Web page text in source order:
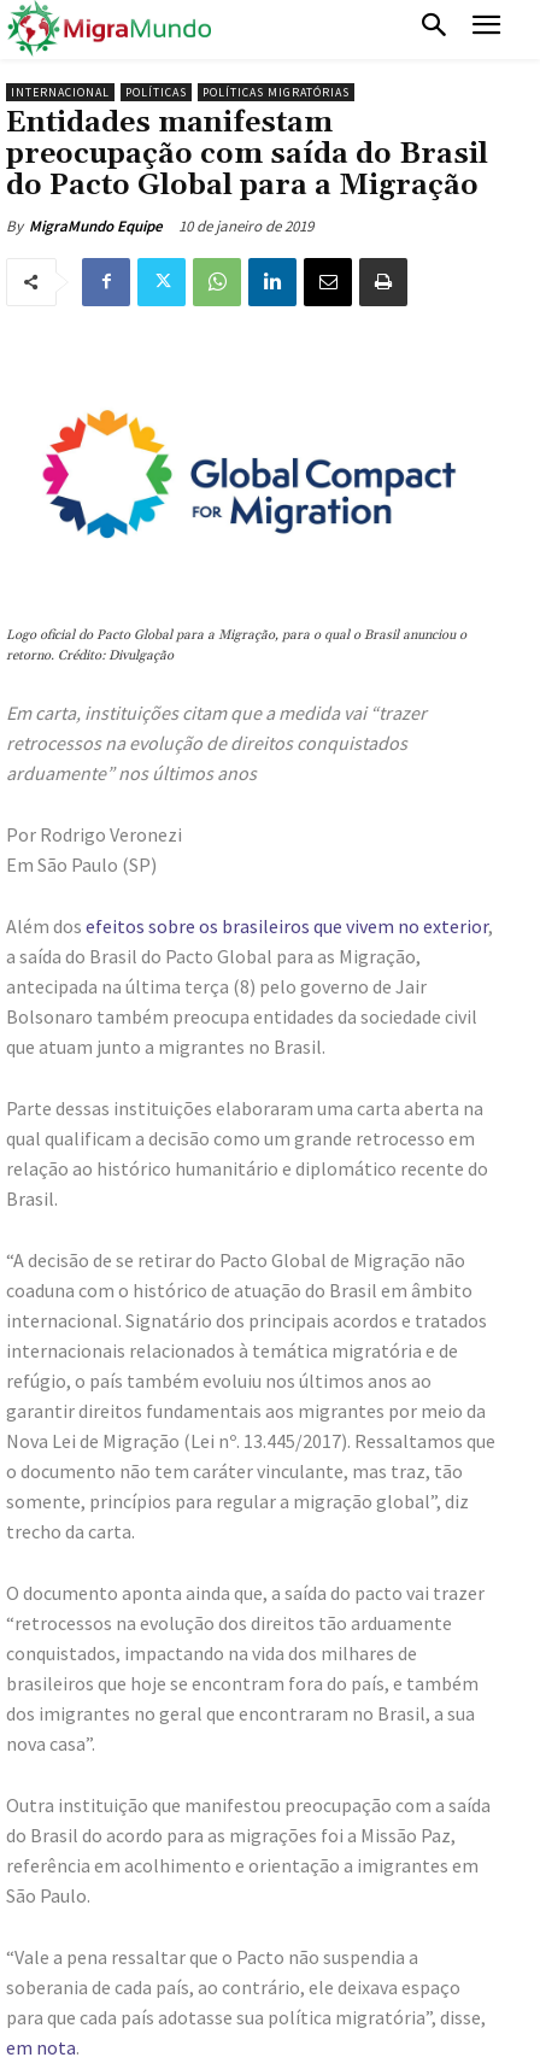
INTERNACIONAL POLÍTICAS POLÍTICAS MIGRATÓRIAS
Entidades manifestam
preocupação com saída do Brasil
do Pacto Global para a Migração
By MigraMundo Equipe 10 de janeiro de 2019
Logo oficial do Pacto Global para a Migração, para o qual o Brasil anunciou o
retorno. Crédito: Divulgação
Em carta, instituições citam que a medida vai “trazer
retrocessos na evolução de direitos conquistados
arduamente” nos últimos anos
Por Rodrigo Veronezi
Em São Paulo (SP)
Além dos efeitos sobre os brasileiros que vivem no exterior,
a saída do Brasil do Pacto Global para as Migração,
antecipada na última terça (8) pelo governo de Jair
Bolsonaro também preocupa entidades da sociedade civil
que atuam junto a migrantes no Brasil.
Parte dessas instituições elaboraram uma carta aberta na
qual qualificam a decisão como um grande retrocesso em
relação ao histórico humanitário e diplomático recente do
Brasil.
“A decisão de se retirar do Pacto Global de Migração não
coaduna com o histórico de atuação do Brasil em âmbito
internacional. Signatário dos principais acordos e tratados
internacionais relacionados à temática migratória e de
refúgio, o país também evoluiu nos últimos anos ao
garantir direitos fundamentais aos migrantes por meio da
Nova Lei de Migração (Lei nº. 13.445/2017). Ressaltamos que
o documento não tem caráter vinculante, mas traz, tão
somente, princípios para regular a migração global”, diz
trecho da carta.
O documento aponta ainda que, a saída do pacto vai trazer
“retrocessos na evolução dos direitos tão arduamente
conquistados, impactando na vida dos milhares de
brasileiros que hoje se encontram fora do país, e também
dos imigrantes no geral que encontraram no Brasil, a sua
nova casa”.
Outra instituição que manifestou preocupação com a saída
do Brasil do acordo para as migrações foi a Missão Paz,
referência em acolhimento e orientação a imigrantes em
São Paulo.
“Vale a pena ressaltar que o Pacto não suspendia a
soberania de cada país, ao contrário, ele deixava espaço
para que cada país adotasse sua política migratória”, disse,
em nota.